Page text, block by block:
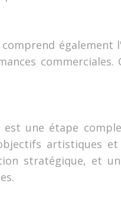
également
une étape
artistiques
stratégique, et